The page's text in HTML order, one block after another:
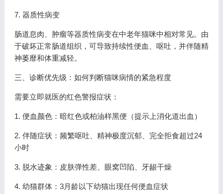
7. 器质性病变
肠道息肉、肿瘤等器质性病变在中老年猫咪中相对常见。由
于破坏正常肠道组织，可导致持续性便血、呕吐，并伴随精
神萎靡和体重减轻。
三、诊断优先级：如何判断猫咪病情的紧急程度
需要立即就医的红色警报症状：
1. 便血颜色：暗红色或柏油样黑便（提示上消化道出血）
2. 伴随症状：频繁呕吐、精神极度沉郁、完全拒食超过24
小时
3. 脱水迹象：皮肤弹性差、眼窝凹陷、牙龈干燥
4. 幼猫群体：3月龄以下幼猫出现任何便血症状